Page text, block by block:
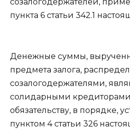
пункта 6 статьи 342.1
Денежные суммы,
предмета залога,
созалогодержателями,
солидарными
обязательству, в порядке,
пунктом 4 статьи 326